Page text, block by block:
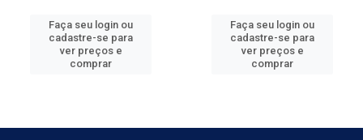
Faça seu login ou
cadastre-se para
ver preços e
comprar
Faça seu login ou
cadastre-se para
ver preços e
comprar